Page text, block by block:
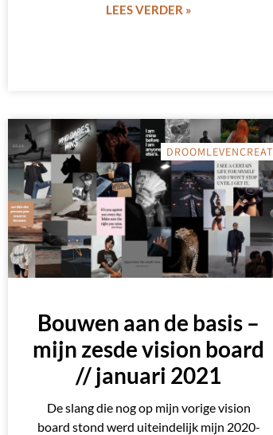
LEES VERDER »
Bouwen aan de basis –
mijn zesde vision board
// januari 2021
De slang die nog op mijn vorige vision
board stond werd uiteindelijk mijn 2020-